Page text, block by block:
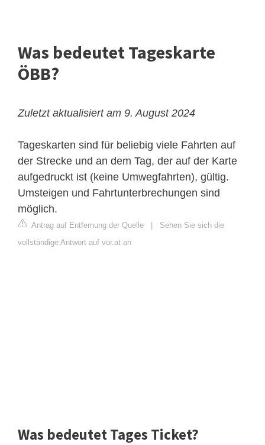
Was bedeutet Tageskarte
ÖBB?
Zuletzt aktualisiert am 9. August 2024
Tageskarten sind für beliebig viele Fahrten auf
der Strecke und an dem Tag, der auf der Karte
aufgedruckt ist (keine Umwegfahrten), gültig.
Umsteigen und Fahrtunterbrechungen sind
möglich.
Antrag auf Entfernung der Quelle
Sehen Sie sich die
vollständige Antwort auf vor.at an
Was bedeutet Tages Ticket?